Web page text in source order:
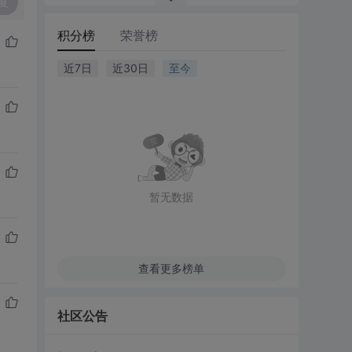
积分榜 荣誉榜
近7日 近30日 至今
暂无数据
查看更多榜单
社区公告